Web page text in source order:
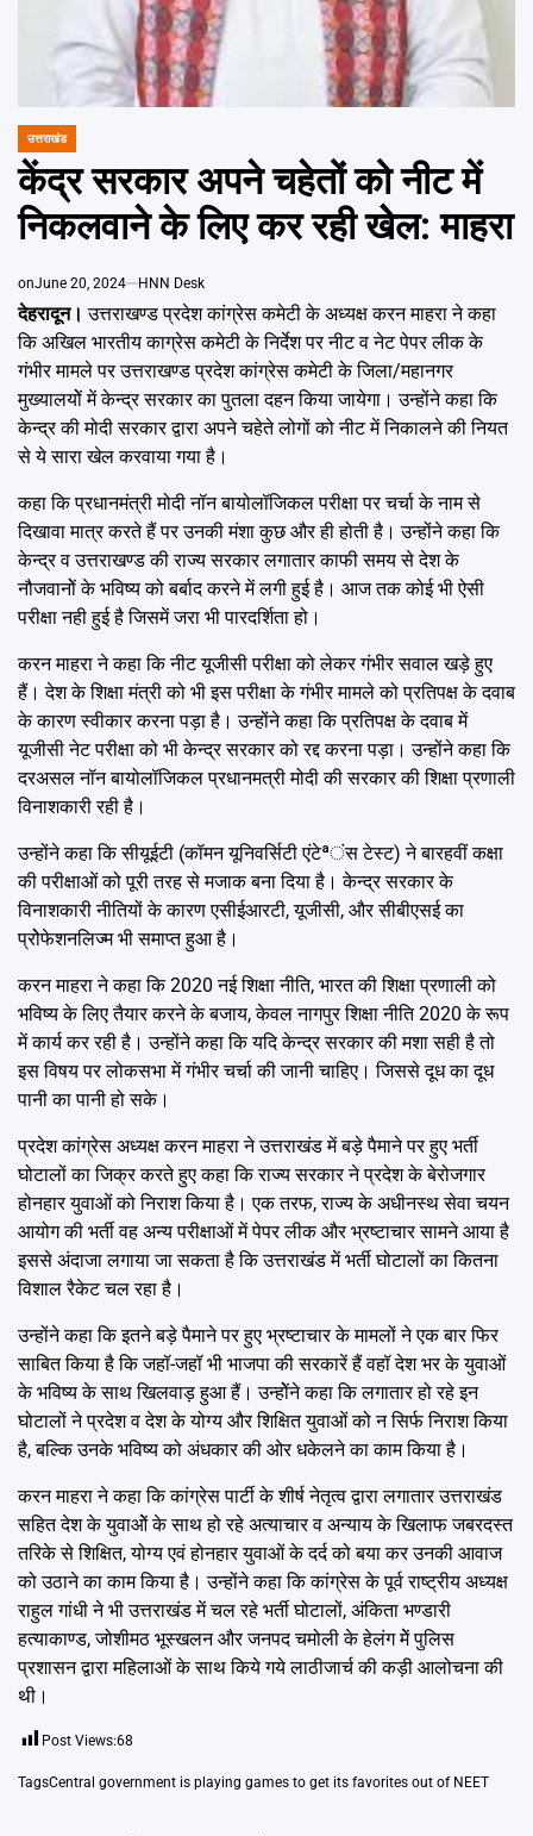
POSTED
IN
उत्तराखंड
केंद्र सरकार अपने चहेतों को नीट में
निकलवाने के लिए कर रही खेेल: माहरा
onJune 20, 2024 HNN Desk
देहरादून। उत्तराखण्ड प्रदेश कांग्रेस कमेटी के अध्यक्ष करन माहरा ने कहा
कि अखिल भारतीय काग्रेस कमेटी के निर्देश पर नीट व नेट पेपर लीक के
गंभीर मामले पर उत्तराखण्ड प्रदेश कांग्रेस कमेटी के जिला/महानगर
मुख्यालयोें में केन्द्र सरकार का पुतला दहन किया जायेगा। उन्होंने कहा कि
केन्द्र की मोदी सरकार द्वारा अपने चहेते लोगों को नीट में निकालने की नियत
से ये सारा खेल करवाया गया है।
कहा कि प्रधानमंत्री मोदी नॉन बायोलॉजिकल परीक्षा पर चर्चा के नाम से
दिखावा मात्र करते हैं पर उनकी मंशा कुछ और ही होती है। उन्होंने कहा कि
केन्द्र व उत्तराखण्ड की राज्य सरकार लगातार काफी समय से देश के
नौजवानोें के भविष्य को बर्बाद करने में लगी हुई है। आज तक कोई भी ऐसी
परीक्षा नही हुई है जिसमें जरा भी पारदर्शिता हो।
करन माहरा ने कहा कि नीट यूजीसी परीक्षा को लेकर गंभीर सवाल खड़े हुए
हैं। देश के शिक्षा मंत्री को भी इस परीक्षा के गंभीर मामले को प्रतिपक्ष के दवाब
के कारण स्वीकार करना पड़ा है। उन्होंने कहा कि प्रतिपक्ष के दवाब में
यूजीसी नेट परीक्षा को भी केन्द्र सरकार को रद्द करना पड़ा। उन्होंने कहा कि
दरअसल नॉन बायोलॉजिकल प्रधानमत्री मोदी की सरकार की शिक्षा प्रणाली
विनाशकारी रही है।
उन्होंने कहा कि सीयूईटी (कॉमन यूनिवर्सिटी एंटेªंस टेस्ट) ने बारहवीं कक्षा
की परीक्षाओं को पूरी तरह से मजाक बना दिया है। केन्द्र सरकार के
विनाशकारी नीतियों के कारण एसीईआरटी, यूजीसी, और सीबीएसई का
प्रोेफेशनलिज्म भी समाप्त हुआ है।
करन माहरा ने कहा कि 2020 नई शिक्षा नीति, भारत की शिक्षा प्रणाली को
भविष्य के लिए तैयार करने के बजाय, केवल नागपुर शिक्षा नीति 2020 के रूप
में कार्य कर रही है। उन्होंने कहा कि यदि केन्द्र सरकार की मशा सही है तो
इस विषय पर लोकसभा में गंभीर चर्चा की जानी चाहिए। जिससे दूध का दूध
पानी का पानी हो सके।
प्रदेश कांग्रेस अध्यक्ष करन माहरा ने उत्तराखंड में बड़े पैमाने पर हुए भर्ती
घोटालों का जिक्र करते हुए कहा कि राज्य सरकार ने प्रदेश के बेरोजगार
होनहार युवाओं को निराश किया है। एक तरफ, राज्य के अधीनस्थ सेवा चयन
आयोग की भर्ती वह अन्य परीक्षाओं में पेपर लीक और भ्रष्टाचार सामने आया है
इससे अंदाजा लगाया जा सकता है कि उत्तराखंड में भर्ती घोटालों का कितना
विशाल रैकेट चल रहा है।
उन्होंने कहा कि इतने बड़े पैमाने पर हुए भ्रष्टाचार के मामलों ने एक बार फिर
साबित किया है कि जहॉ-जहॉ भी भाजपा की सरकारें हैं वहॉ देश भर के युवाओं
के भविष्य के साथ खिलवाड़ हुआ हैं। उन्होेंने कहा कि लगातार हो रहे इन
घोटालों ने प्रदेश व देश के योग्य और शिक्षित युवाओं को न सिर्फ निराश किया
है, बल्कि उनके भविष्य को अंधकार की ओर धकेलने का काम किया है।
करन माहरा ने कहा कि कांग्रेस पार्टी के शीर्ष नेतृत्व द्वारा लगातार उत्तराखंड
सहित देश के युवाओें के साथ हो रहे अत्याचार व अन्याय के खिलाफ जबरदस्त
तरिके से शिक्षित, योग्य एवं होनहार युवाओं के दर्द को बया कर उनकी आवाज
को उठाने का काम किया है। उन्होंने कहा कि कांग्रेस के पूर्व राष्ट्रीय अध्यक्ष
राहुल गांधी ने भी उत्तराखंड में चल रहे भर्ती घोटालों, अंकिता भण्डारी
हत्याकाण्ड, जोशीमठ भूस्खलन और जनपद चमोली के हेलंग मेें पुलिस
प्रशासन द्वारा महिलाओं के साथ किये गये लाठीजार्च की कड़ी आलोचना की
थी।
Post Views:68
TagsCentral government is playing games to get its favorites out of NEET